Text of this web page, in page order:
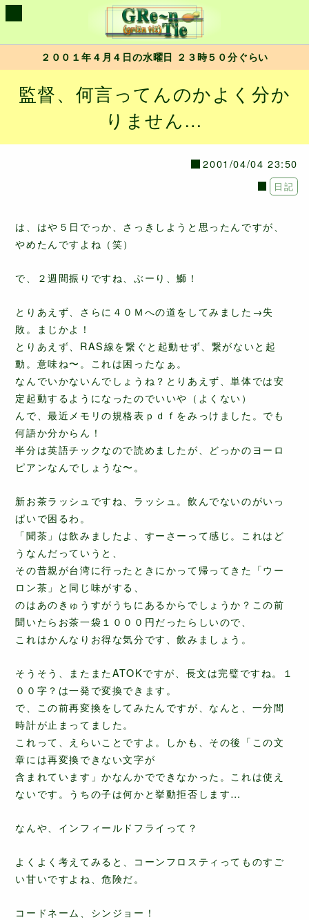
２００１年４月４日の水曜日 ２３時５０分ぐらい
監督、何言ってんのかよく分か
りません…
2001/04/04 23:50
日記
は、はや５日でっか、さっきしようと思ったんですが、
やめたんですよね（笑）
で、２週間振りですね、ぶーり、鰤！
とりあえず、さらに４０Ｍへの道をしてみました→失
敗。まじかよ！
とりあえず、RAS線を繋ぐと起動せず、繋がないと起
動。意味ね〜。これは困ったなぁ。
なんでいかないんでしょうね？とりあえず、単体では安
定起動するようになったのでいいや（よくない）
んで、最近メモリの規格表ｐｄｆをみっけました。でも
何語か分からん！
半分は英語チックなので読めましたが、どっかのヨーロ
ピアンなんでしょうな〜。
新お茶ラッシュですね、ラッシュ。飲んでないのがいっ
ぱいで困るわ。
「聞茶」は飲みましたよ、すーさーって感じ。これはど
うなんだっていうと、
その昔親が台湾に行ったときにかって帰ってきた「ウー
ロン茶」と同じ味がする、
のはあのきゅうすがうちにあるからでしょうか？この前
聞いたらお茶一袋１０００円だったらしいので、
これはかんなりお得な気分です、飲みましょう。
そうそう、またまたATOKですが、長文は完璧ですね。１
００字？は一発で変換できます。
で、この前再変換をしてみたんですが、なんと、一分間
時計が止まってました。
これって、えらいことですよ。しかも、その後「この文
章には再変換できない文字が
含まれています」かなんかでできなかった。これは使え
ないです。うちの子は何かと挙動拒否します…
なんや、インフィールドフライって？
よくよく考えてみると、コーンフロスティってものすご
い甘いですよね、危険だ。
コードネーム、シンジョー！